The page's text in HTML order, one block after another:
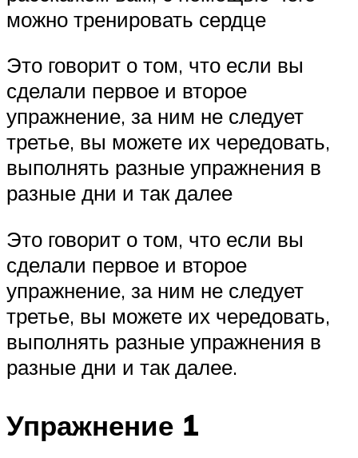
можно тренировать сердце
Это говорит о том, что если вы
сделали первое и второе
упражнение, за ним не следует
третье, вы можете их чередовать,
выполнять разные упражнения в
разные дни и так далее
Это говорит о том, что если вы
сделали первое и второе
упражнение, за ним не следует
третье, вы можете их чередовать,
выполнять разные упражнения в
разные дни и так далее.
Упражнение 1